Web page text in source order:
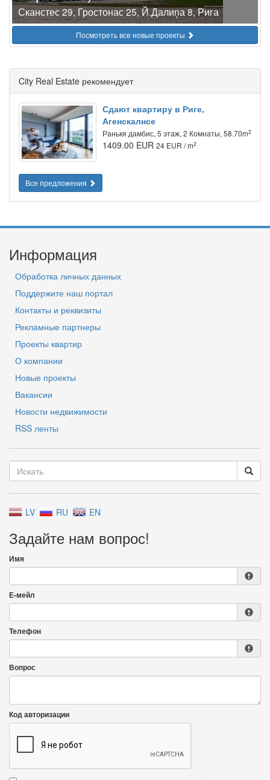
Сканстес 29, Гростонас 25, Й.Далиņа 8, Рига
Посмотреть все новые проекты
City Real Estate рекомендует
Сдают квартиру в Риге,
Агенскалнсе
Ранькя дамбис, 5 этаж, 2 Комнаты, 58.70m2
1409.00 EUR 24 EUR / m2
Все предложения
Информация
Обработка личных данных
Поддержите наш портал
Контакты и реквизиты
Рекламные партнеры
Проекты квартир
О компании
Новые проекты
Вакансии
Новости недвижимости
RSS ленты
LV RU EN
Задайте нам вопрос!
Имя
Е-мейл
Телефон
Вопрос
Код авторизации